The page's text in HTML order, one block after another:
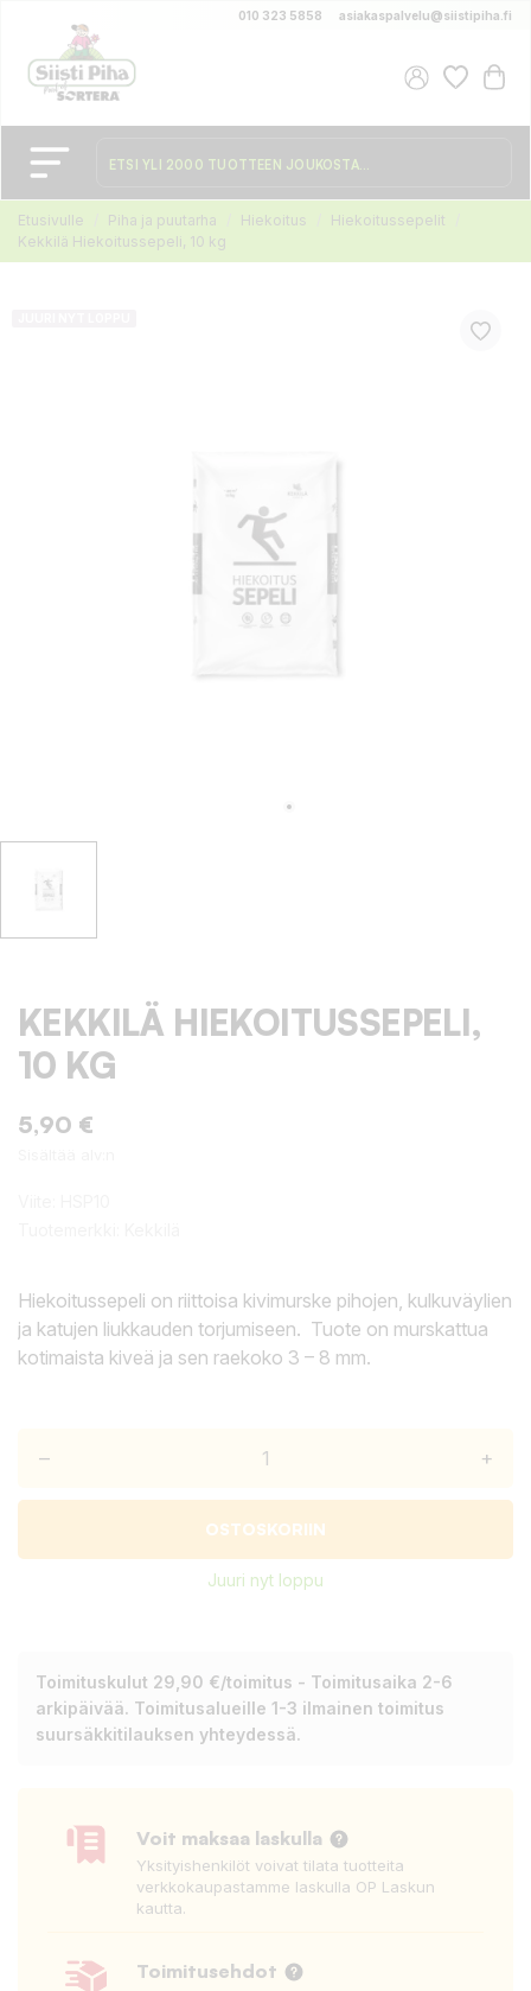
010 323 5858 asiakaspalvelu@siistipiha.fi
Etusivulle Piha ja puutarha Hiekoitus
Hiekoitussepelit
Kekkilä Hiekoitussepeli, 10 kg
KEKKILÄ HIEKOITUSSEPELI,
10 KG
5,90 €
Hiekoitussepeli on riittoisa kivimurske pihojen, kulkuväylien
ja katujen liukkauden torjumiseen. Tuote on murskattua
kotimaista kiveä ja sen raekoko 3 – 8 mm.
– +
OSTOSKORIIN
Juuri nyt loppu
Toimituskulut 29,90 €/toimitus - Toimitusaika 2-6
arkipäivää. Toimitusalueille 1-3 ilmainen toimitus
suursäkkitilauksen yhteydessä.
Voit maksaa laskulla
Yksityishenkilöt voivat tilata tuotteita
verkkokaupastamme laskulla OP Laskun
kautta.
Toimitusehdot